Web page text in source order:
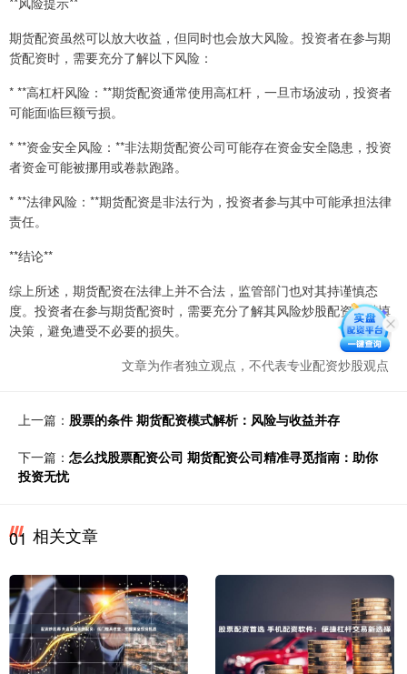
期货配资虽然可以放大收益，但同时也会放大风险。投资者在参与期
货配资时，需要充分了解以下风险：
* **高杠杆风险：**期货配资通常使用高杠杆，一旦市场波动，投资者
可能面临巨额亏损。
* **资金安全风险：**非法期货配资公司可能存在资金安全隐患，投资
者资金可能被挪用或卷款跑路。
* **法律风险：**期货配资是非法行为，投资者参与其中可能承担法律
责任。
**结论**
综上所述，期货配资在法律上并不合法，监管部门也对其持谨慎态
度。投资者在参与期货配资时，需要充分了解其风险炒股配资，谨慎
决策，避免遭受不必要的损失。
文章为作者独立观点，不代表专业配资炒股观点
上一篇： 股票的条件 期货配资模式解析：风险与收益并存
下一篇： 怎么找股票配资公司 期货配资公司精准寻觅指南：助你
投资无忧
01 相关文章